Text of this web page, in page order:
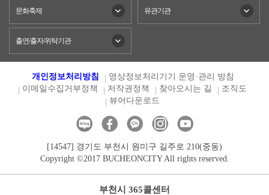
문화축제 유관기관
출연/출자/위탁기관
개인정보처리방침
영상정보처리기기 운영·관리 방침
이메일수집거부정책
저작권정책 찾아오시는 길
조직도
뷰어다운로드
[14547] 경기도 부천시 원미구 길주로 210(중동)
Copyright ©2017 BUCHEONCITY All rights reserved.
부천시 365콜센터